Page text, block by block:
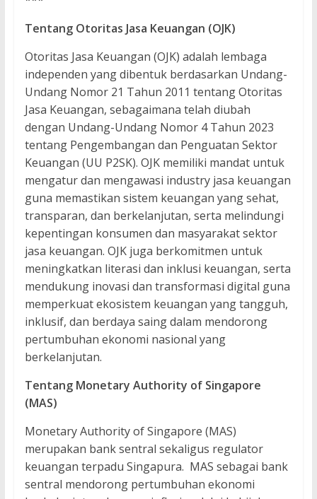
Tentang Otoritas Jasa Keuangan (OJK)
Otoritas Jasa Keuangan (OJK) adalah lembaga
independen yang dibentuk berdasarkan Undang-
Undang Nomor 21 Tahun 2011 tentang Otoritas
Jasa Keuangan, sebagaimana telah diubah
dengan Undang-Undang Nomor 4 Tahun 2023
tentang Pengembangan dan Penguatan Sektor
Keuangan (UU P2SK). OJK memiliki mandat untuk
mengatur dan mengawasi industry jasa keuangan
guna memastikan sistem keuangan yang sehat,
transparan, dan berkelanjutan, serta melindungi
kepentingan konsumen dan masyarakat sektor
jasa keuangan. OJK juga berkomitmen untuk
meningkatkan literasi dan inklusi keuangan, serta
mendukung inovasi dan transformasi digital guna
memperkuat ekosistem keuangan yang tangguh,
inklusif, dan berdaya saing dalam mendorong
pertumbuhan ekonomi nasional yang
berkelanjutan.
Tentang Monetary Authority of Singapore
(MAS)
Monetary Authority of Singapore (MAS)
merupakan bank sentral sekaligus regulator
keuangan terpadu Singapura. MAS sebagai bank
sentral mendorong pertumbuhan ekonomi